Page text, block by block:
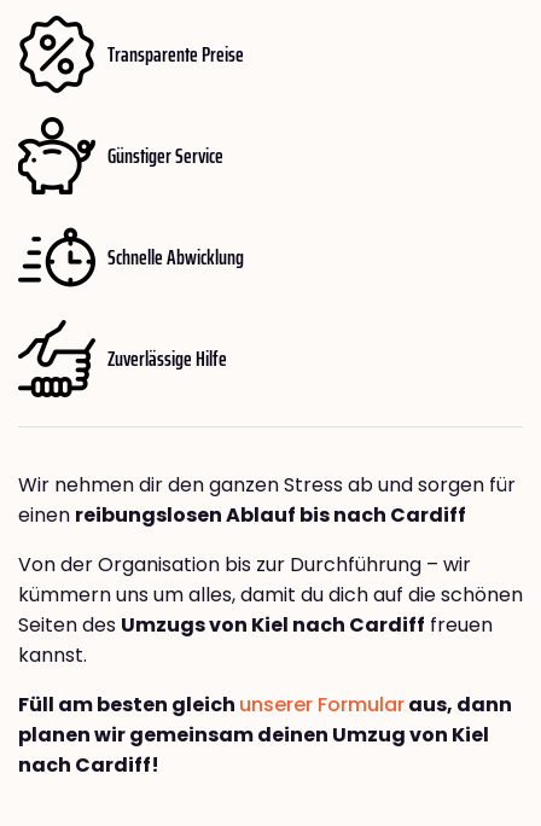
Transparente Preise
Günstiger Service
Schnelle Abwicklung
Zuverlässige Hilfe
Wir nehmen dir den ganzen Stress ab und sorgen für
einen reibungslosen Ablauf bis nach Cardiff
Von der Organisation bis zur Durchführung – wir
kümmern uns um alles, damit du dich auf die schönen
Seiten des Umzugs von Kiel nach Cardiff freuen
kannst.
Füll am besten gleich unserer Formularaus, dann
planen wir gemeinsam deinen Umzug von Kiel
nach Cardiff!